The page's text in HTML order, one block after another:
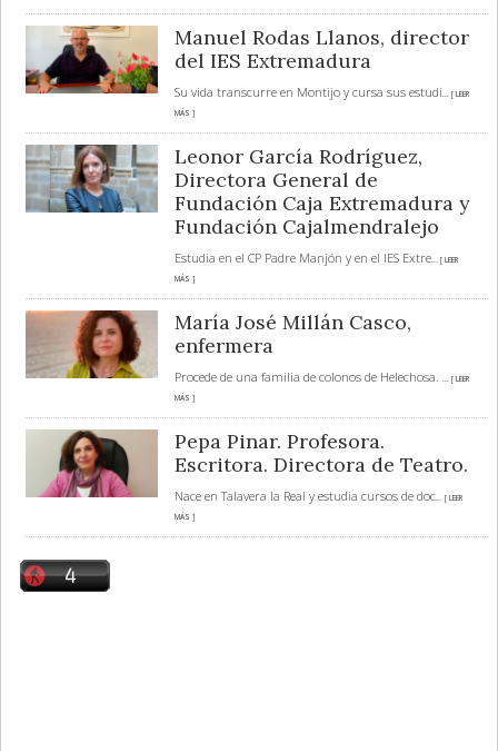
Manuel Rodas Llanos, director
del IES Extremadura
Su vida transcurre en Montijo y cursa sus estudi... [ LEER
MÁS ]
Leonor García Rodríguez,
Directora General de
Fundación Caja Extremadura y
Fundación Cajalmendralejo
Estudia en el CP Padre Manjón y en el IES Extre... [ LEER
MÁS ]
María José Millán Casco,
enfermera
Procede de una familia de colonos de Helechosa.
... [ LEER
MÁS ]
Pepa Pinar. Profesora.
Escritora. Directora de Teatro.
Nace en Talavera la Real y estudia cursos de doc... [ LEER
MÁS ]